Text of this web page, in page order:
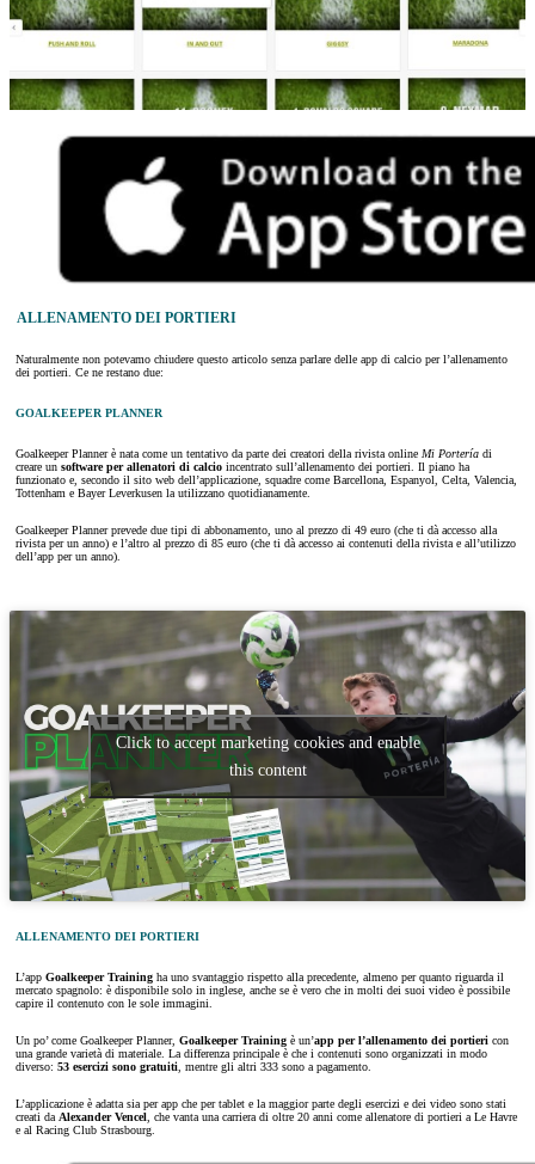
ALLENAMENTO DEI PORTIERI
Naturalmente non potevamo chiudere questo articolo senza parlare delle app di calcio per l’allenamento
dei portieri. Ce ne restano due:
GOALKEEPER PLANNER
Goalkeeper Planner è nata come un tentativo da parte dei creatori della rivista online Mi Portería di
creare un software per allenatori di calcio incentrato sull’allenamento dei portieri. Il piano ha
funzionato e, secondo il sito web dell’applicazione, squadre come Barcellona, Espanyol, Celta, Valencia,
Tottenham e Bayer Leverkusen la utilizzano quotidianamente.
Goalkeeper Planner prevede due tipi di abbonamento, uno al prezzo di 49 euro (che ti dà accesso alla
rivista per un anno) e l’altro al prezzo di 85 euro (che ti dà accesso ai contenuti della rivista e all’utilizzo
dell’app per un anno).
Click to accept marketing cookies and enable
this content
ALLENAMENTO DEI PORTIERI
L’app Goalkeeper Training ha uno svantaggio rispetto alla precedente, almeno per quanto riguarda il
mercato spagnolo: è disponibile solo in inglese, anche se è vero che in molti dei suoi video è possibile
capire il contenuto con le sole immagini.
Un po’ come Goalkeeper Planner, Goalkeeper Training è un’app per l’allenamento dei portieri con
una grande varietà di materiale. La differenza principale è che i contenuti sono organizzati in modo
diverso: 53 esercizi sono gratuiti , mentre gli altri 333 sono a pagamento.
L’applicazione è adatta sia per app che per tablet e la maggior parte degli esercizi e dei video sono stati
creati da Alexander Vencel , che vanta una carriera di oltre 20 anni come allenatore di portieri a Le Havre
e al Racing Club Strasbourg.